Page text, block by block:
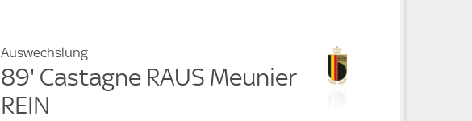
Auswechslung
89' Castagne RAUS Meunier
REIN